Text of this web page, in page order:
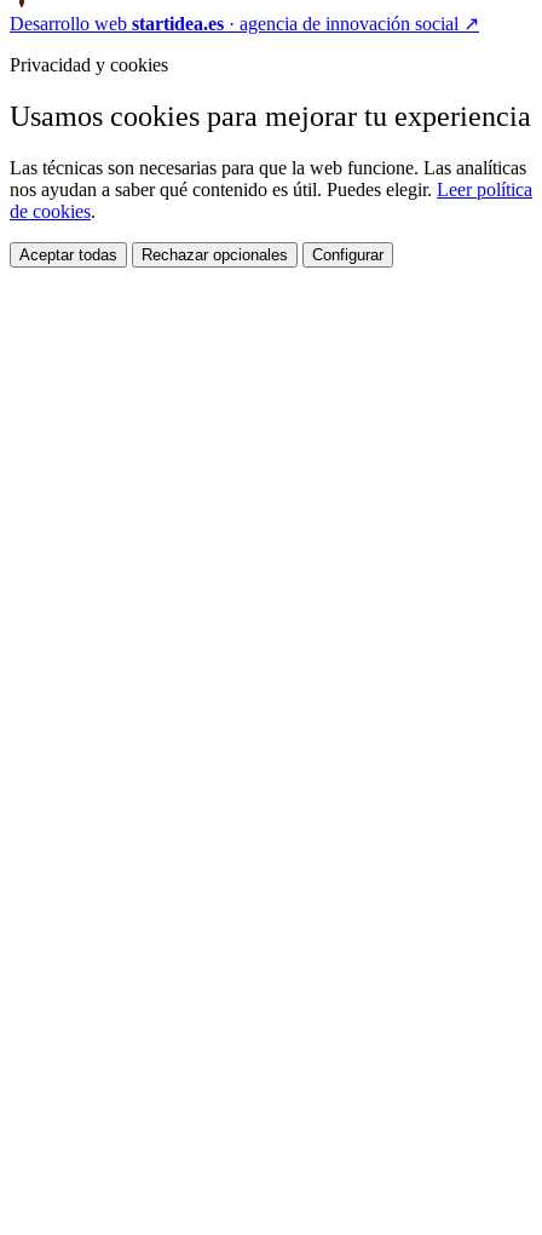
Desarrollo web startidea.es · agencia de innovación social ↗
Privacidad y cookies
Usamos cookies para mejorar tu experiencia
Las técnicas son necesarias para que la web funcione. Las analíticas
nos ayudan a saber qué contenido es útil. Puedes elegir. Leer política
de cookies.
Aceptar todas Rechazar opcionales Configurar